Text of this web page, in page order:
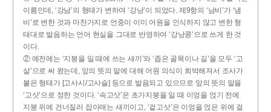
이름인데, ‘강남’의 형태가 변하여 ‘강낭’이 되었다. 제9항의 ‘남비’가 ‘냄
비’로 변한 것과 마찬가지로 언중이 이미 어원을 인식하지 않고 변한 형
태대로 발음하는 언어 현실을 그대로 반영하여 ‘강낭콩’으로 쓰게 한 것
이다.
② 예전에는 ‘지붕을 일 때에 쓰는 새끼’와 ‘좁은 골목이나 길’을 모두 ‘고
샅’으로 써 왔는데, 앞의 뜻의 말에 대해 어원 의식이 희박해져서 조사가
붙은 형태가 [고사시/고사슬] 등으로 발음되고 있으므로 앞의 뜻의 말을
‘고삿’으로 정한 것이다. ‘속고삿’은 초가지붕을 일 때 이엉을 얹기 전에
지붕 위에 건너질러 잡아매는 새끼이고, ‘겉고삿’은 이엉을 얹은 위에 걸